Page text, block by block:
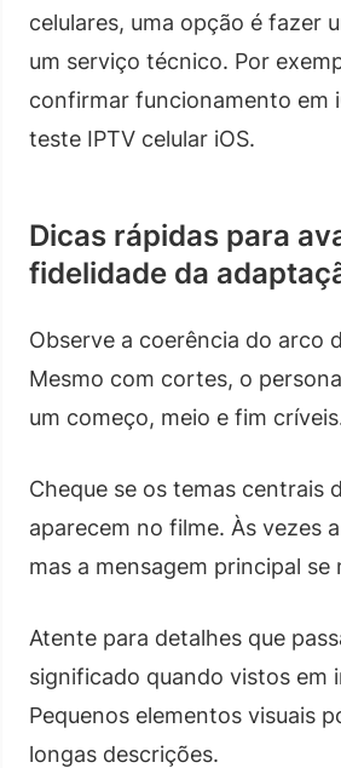
celulares, uma opção é fazer
um serviço técnico. Por
confirmar funcionamento em
teste IPTV celular iOS.
Dicas rápidas para
fidelidade da
Observe a coerência do arco
Mesmo com cortes, o
um começo, meio e fim
Cheque se os temas centrais
aparecem no filme. Às vezes
mas a mensagem principal se
Atente para detalhes que
significado quando vistos em
Pequenos elementos visuais
longas descrições.